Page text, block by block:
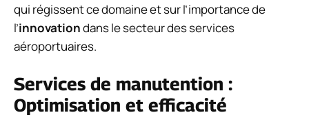
qui régissent ce domaine et sur l’importance de
l’innovationdans le secteur des services
aéroportuaires.
Services de manutention :
Optimisation et efficacité